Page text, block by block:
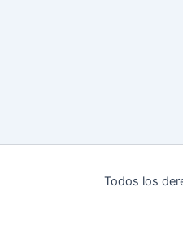
Todos los